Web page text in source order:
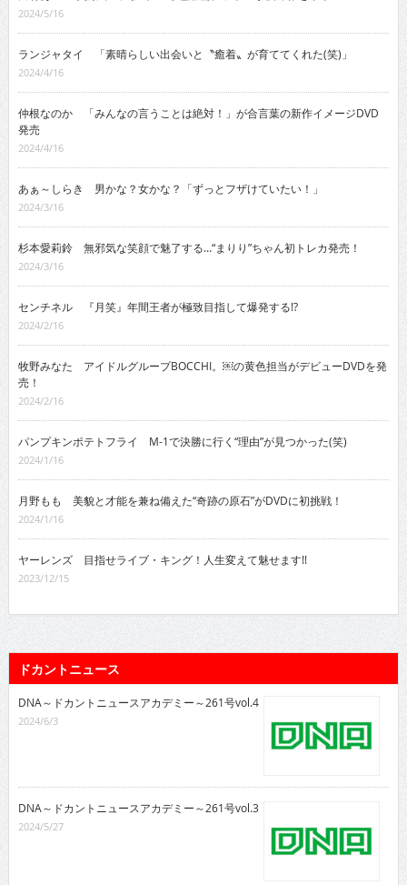
2024/5/16
ランジャタイ 「素晴らしい出会いと〝癒着〟が育ててくれた(笑)」
2024/4/16
仲根なのか 「みんなの言うことは絶対！」が合言葉の新作イメージDVD
発売
2024/4/16
あぁ～しらき 男かな？女かな？「ずっとフザけていたい！」
2024/3/16
杉本愛莉鈴 無邪気な笑顔で魅了する…“まりり”ちゃん初トレカ発売！
2024/3/16
センチネル 『月笑』年間王者が極致目指して爆発する!?
2024/2/16
牧野みなた アイドルグループBOCCHI。￼の黄色担当がデビューDVDを発
売！
2024/2/16
パンプキンポテトフライ M-1で決勝に行く“理由”が見つかった(笑)
2024/1/16
月野もも 美貌と才能を兼ね備えた“奇跡の原石”がDVDに初挑戦！
2024/1/16
ヤーレンズ 目指せライブ・キング！人生変えて魅せます!!
2023/12/15
ドカントニュース
DNA～ドカントニュースアカデミー～261号vol.4
2024/6/3
DNA～ドカントニュースアカデミー～261号vol.3
2024/5/27